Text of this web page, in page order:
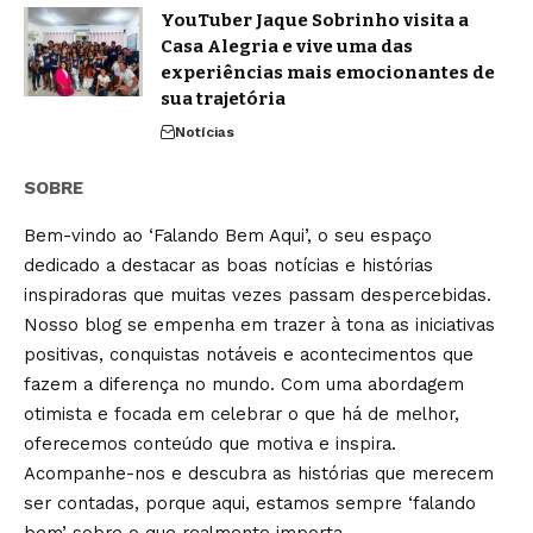
YouTuber Jaque Sobrinho visita a
Casa Alegria e vive uma das
experiências mais emocionantes de
sua trajetória
Notícias
SOBRE
Bem-vindo ao ‘Falando Bem Aqui’, o seu espaço
dedicado a destacar as boas notícias e histórias
inspiradoras que muitas vezes passam despercebidas.
Nosso blog se empenha em trazer à tona as iniciativas
positivas, conquistas notáveis e acontecimentos que
fazem a diferença no mundo. Com uma abordagem
otimista e focada em celebrar o que há de melhor,
oferecemos conteúdo que motiva e inspira.
Acompanhe-nos e descubra as histórias que merecem
ser contadas, porque aqui, estamos sempre ‘falando